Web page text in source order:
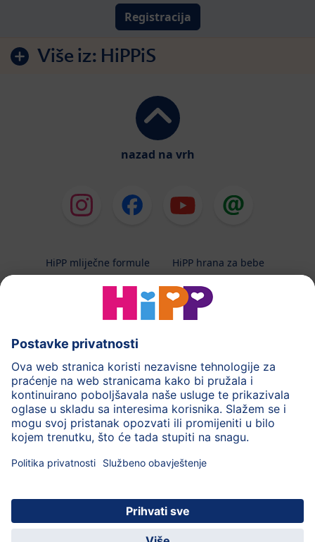
Registracija
Više iz: HiPPiS
nazad na vrh
HiPP mliječne formule
HiPP hrana za bebe
HiPP njega
HiPP trudnoća
Terapeutska dijeta
Zaštita podataka i upute za korištenj
Uvjeti korištenja
Impressum
Kontakt
O HiPP-u